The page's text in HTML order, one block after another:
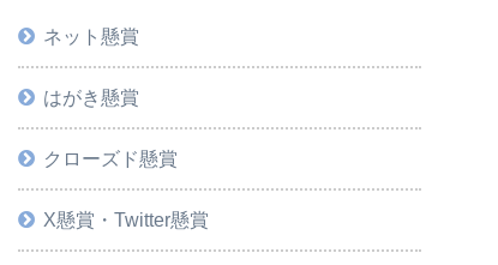
ネット懸賞
はがき懸賞
クローズド懸賞
X懸賞・Twitter懸賞